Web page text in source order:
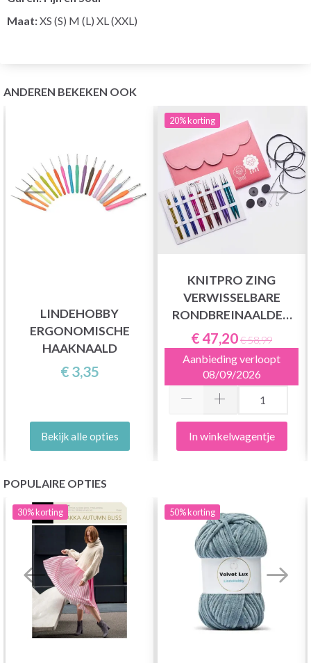
Maat:XS (S) M (L) XL (XXL)
ANDEREN BEKEKEN OOK
LINDEHOBBY
ERGONOMISCHE
HAAKNAALD
€ 3,35
Bekijk alle opties
20%korting
KNITPRO ZING
VERWISSELBARE
RONDBREINAALDEN
SET DELUXE
€ 47,20€ 58,99
Aanbieding verloopt
08/09/2026
In winkelwagentje
POPULAIRE OPTIES
30%korting 50%korting